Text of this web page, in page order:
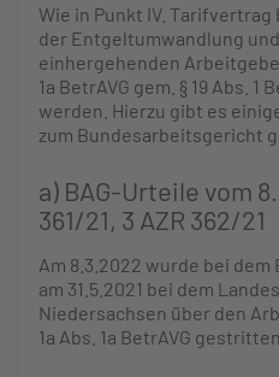
Wie in Punkt IV.
der Entgeltumwandlung
einhergehenden
1a BetrAVG gem. § 19 Abs. 1
werden. Hierzu gibt es
zum Bundesarbeitsgericht
a) BAG-Urteile vom
361/21, 3 AZR 362/21
Am 8.3.2022 wurde bei
am 31.5.2021 bei dem
Niedersachsen über den
1a Abs. 1a BetrAVG gestritten.